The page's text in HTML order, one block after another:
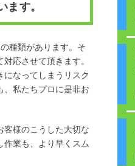
ます。
種類があります。そ
応させて頂きます。
なってしまうリスク
、私たちプロに是非お
客様のこうした大切な
業も、より早くスム